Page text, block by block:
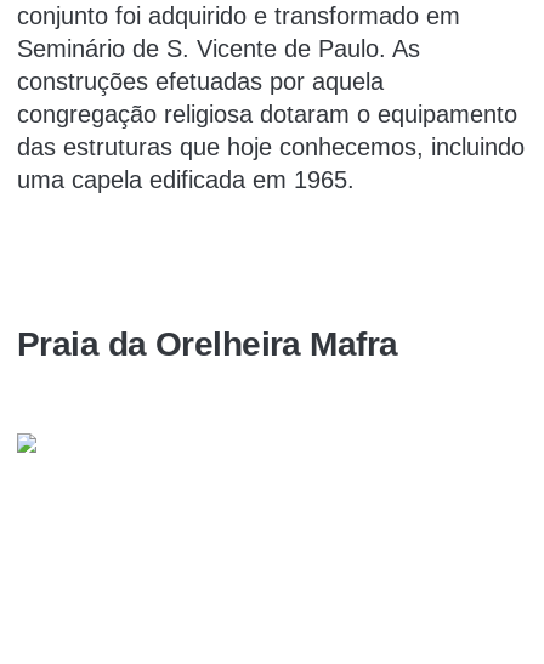
conjunto foi adquirido e transformado em
Seminário de S. Vicente de Paulo. As
construções efetuadas por aquela
congregação religiosa dotaram o equipamento
das estruturas que hoje conhecemos, incluindo
uma capela edificada em 1965.
Praia da Orelheira Mafra